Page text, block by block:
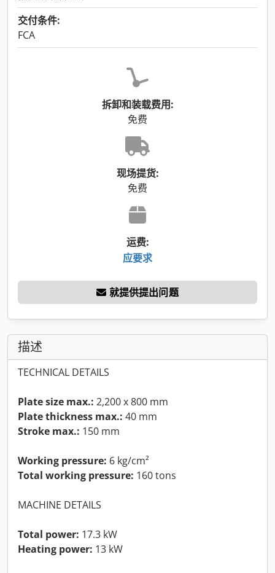
交付条件:
FCA
拆卸和装载费用:
免费
现场提货:
免费
运费:
应要求
就提供提出问题
描述
TECHNICAL DETAILS
Plate size max.: 2,200 x 800 mm
Plate thickness max.: 40 mm
Stroke max.: 150 mm
Working pressure: 6 kg/cm²
Total working pressure: 160 tons
MACHINE DETAILS
Total power: 17.3 kW
Heating power: 13 kW